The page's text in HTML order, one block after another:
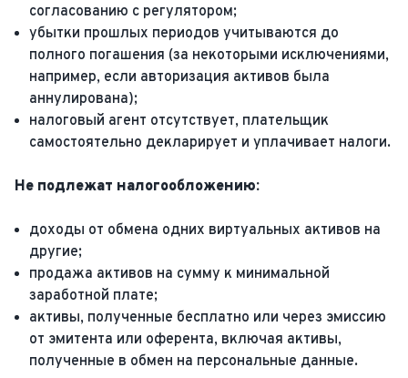
согласованию с регулятором;
убытки прошлых периодов учитываются до
полного погашения (за некоторыми исключениями,
например, если авторизация активов была
аннулирована);
налоговый агент отсутствует, плательщик
самостоятельно декларирует и уплачивает налоги.
Не подлежат налогообложению:
доходы от обмена одних виртуальных активов на
другие;
продажа активов на сумму к минимальной
заработной плате;
активы, полученные бесплатно или через эмиссию
от эмитента или оферента, включая активы,
полученные в обмен на персональные данные.